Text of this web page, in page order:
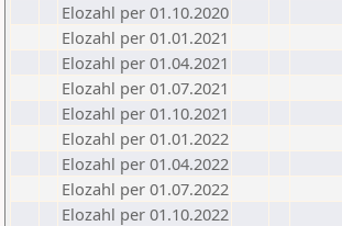
Elozahl per 01.10.2020
Elozahl per 01.01.2021
Elozahl per 01.04.2021
Elozahl per 01.07.2021
Elozahl per 01.10.2021
Elozahl per 01.01.2022
Elozahl per 01.04.2022
Elozahl per 01.07.2022
Elozahl per 01.10.2022